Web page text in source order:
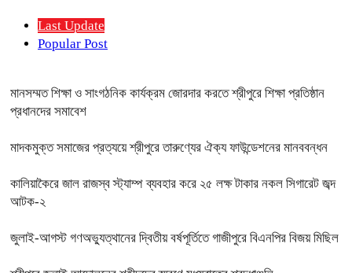
Last Update
Popular Post
মানসম্মত শিক্ষা ও সাংগঠনিক কার্যক্রম জোরদার করতে শ্রীপুরে শিক্ষা প্রতিষ্ঠান
প্রধানদের সমাবেশ
মাদকমুক্ত সমাজের প্রত্যয়ে শ্রীপুরে তারুণ্যের ঐক্য ফাউন্ডেশনের মানববন্ধন
কালিয়াকৈরে জাল রাজস্ব স্ট্যাম্প ব্যবহার করে ২৫ লক্ষ টাকার নকল সিগারেট জব্দ
আটক-২
জুলাই-আগস্ট গণঅভ্যুত্থানের দ্বিতীয় বর্ষপূর্তিতে গাজীপুরে বিএনপির বিজয় মিছিল